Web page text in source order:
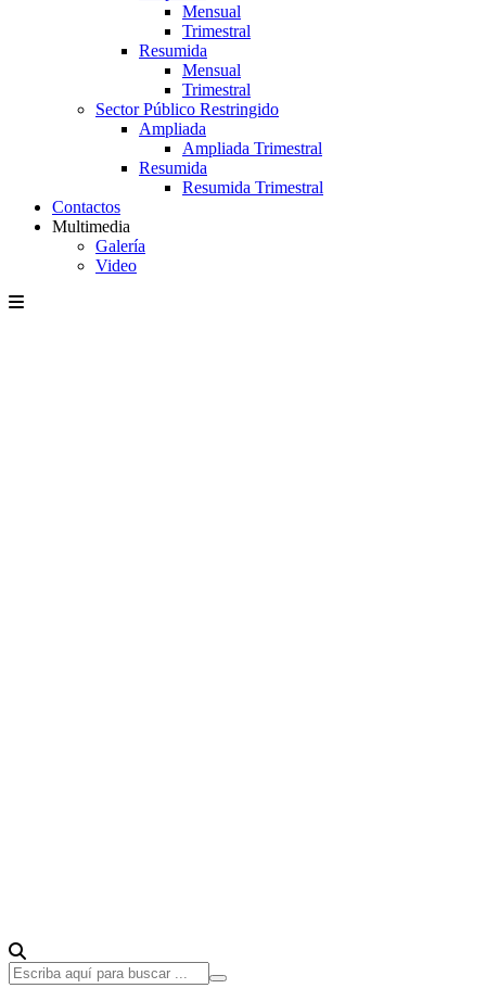
Mensual
Trimestral
Resumida
Mensual
Trimestral
Sector Público Restringido
Ampliada
Ampliada Trimestral
Resumida
Resumida Trimestral
Contactos
Multimedia
Galería
Video